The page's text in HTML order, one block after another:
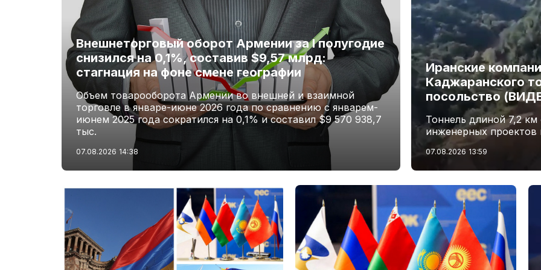
Внешнеторговый оборот Армении за I полугодие
снизился на 0,1%, составив $9,57 млрд:
стагнация на фоне смене географии
Объем товарооборота Армении во внешней и взаимной
торговле в январе-июне 2026 года по сравнению с январем-
июнем 2025 года сократился на 0,1% и составил $9 570 938,7
тыс.
07.08.2026 14:38
Иранские
Каджаранского
посольство
Тоннель длиной 7,2
инженерных проектов
07.08.2026 13:59